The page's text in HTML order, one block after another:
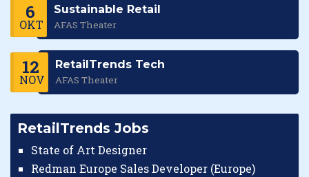
6
OKT
Sustainable Retail
AFAS Theater
12
NOV
RetailTrends Tech
AFAS Theater
RetailTrends Jobs
State of Art Designer
Redman Europe Sales Developer (Europe)